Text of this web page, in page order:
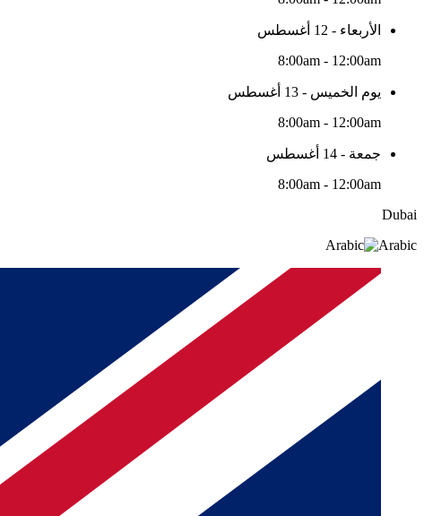
الأربعاء - 12 أغسطس
8:00am - 12:00am
يوم الخميس - 13 أغسطس
8:00am - 12:00am
جمعة - 14 أغسطس
8:00am - 12:00am
Dubai
Arabic